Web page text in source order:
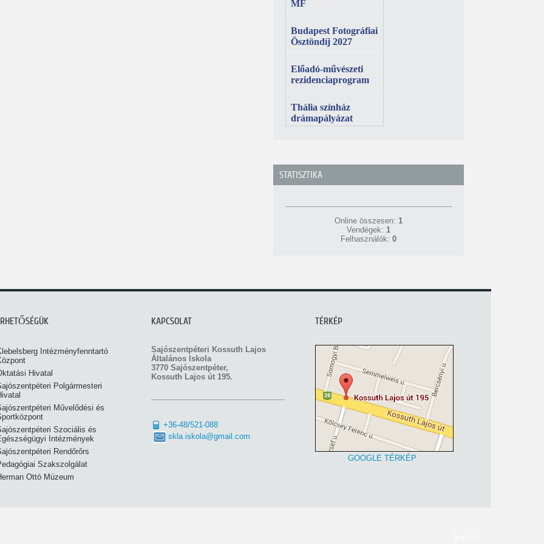
STATISZTIKA
Online összesen: 1
Vendégek: 1
Felhasználók: 0
Intézményfenntartó
Hivatal
Polgármesteri
Művelődési és
Szociális és
Intézmények
Rendőrőrs
Szakszolgálat
Ottó Múzeum
KAPCSOLAT
Sajószentpéteri Kossuth Lajos
Általános Iskola
3770 Sajószentpéter,
Kossuth Lajos út 195.
+36-48/521-088
skla.iskola@gmail.com
TÉRKÉP
GOOGLE TÉRKÉP